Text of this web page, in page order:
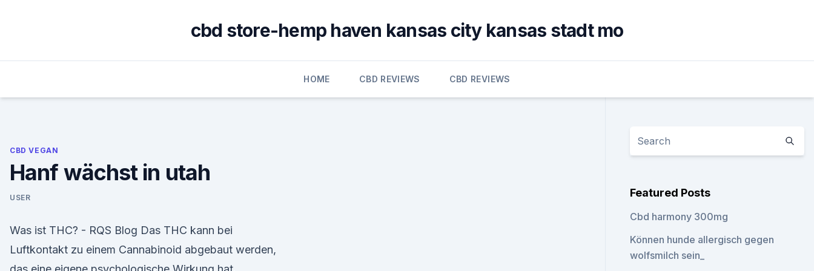
cbd store-hemp haven kansas city kansas stadt mo
HOME CBD REVIEWS CBD REVIEWS
CBD VEGAN
Hanf wächst in utah
USER
Was ist THC? - RQS Blog Das THC kann bei
Luftkontakt zu einem Cannabinoid abgebaut werden,
Featured Posts
Cbd harmony 300mg
Können hunde allergisch gegen
wolfsmilch sein_